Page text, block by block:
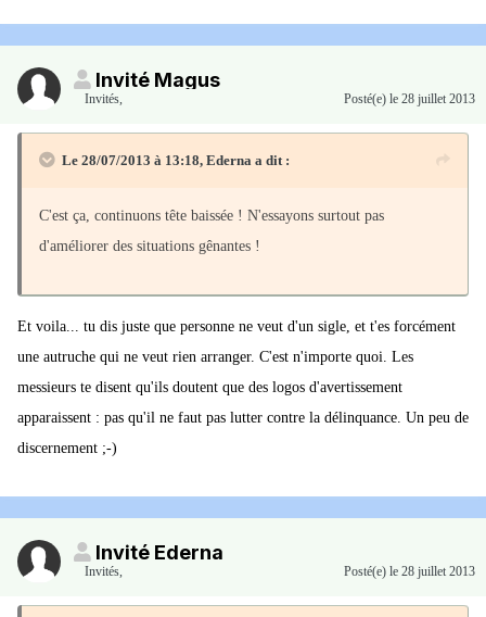
Invité Magus
Invités Posté(e) le 28 juillet 2013
Le 28/07/2013 à 13:18, Ederna a dit :
C'est ça, continuons tête baissée ! N'essayons surtout pas
d'améliorer des situations gênantes !
Et voila... tu dis juste que personne ne veut d'un sigle, et t'es forcément
une autruche qui ne veut rien arranger. C'est n'importe quoi. Les
messieurs te disent qu'ils doutent que des logos d'avertissement
apparaissent : pas qu'il ne faut pas lutter contre la délinquance. Un peu de
discernement ;-)
Invité Ederna
Invités Posté(e) le 28 juillet 2013